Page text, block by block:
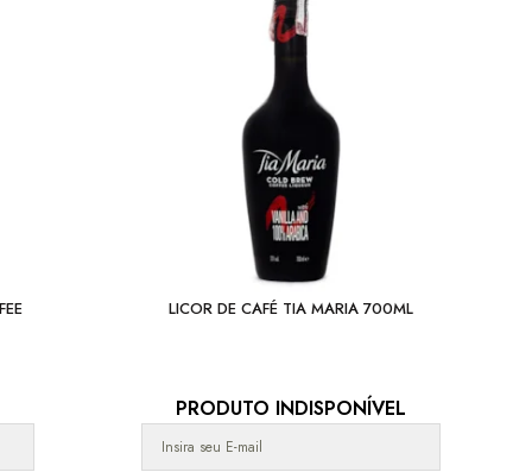
LICOR DE CAFÉ TIA MARIA 700ML
PRODUTO INDISPONÍVEL